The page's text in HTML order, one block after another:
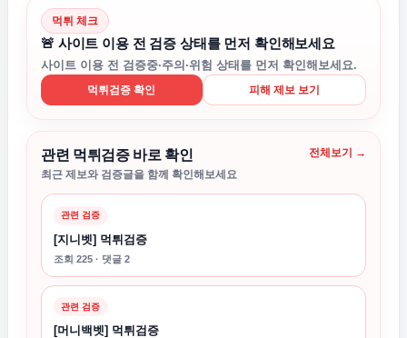
먹튀 체크
🚨 사이트 이용 전 검증 상태를 먼저 확인해보세요
사이트 이용 전 검증중·주의·위험 상태를 먼저 확인해보세요.
먹튀검증 확인 피해 제보 보기
관련 먹튀검증 바로 확인
최근 제보와 검증글을 함께 확인해보세요
전체보기 →
관련 검증
[지니벳] 먹튀검증
조회 225 · 댓글 2
관련 검증
[머니백벳] 먹튀검증